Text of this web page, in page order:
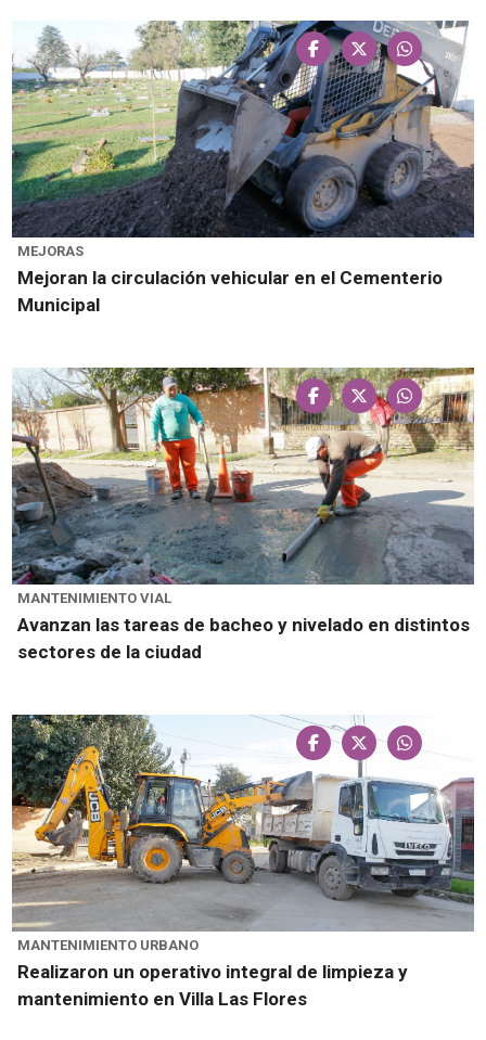
MEJORAS
Mejoran la circulación vehicular en el Cementerio
Municipal
MANTENIMIENTO VIAL
Avanzan las tareas de bacheo y nivelado en distintos
sectores de la ciudad
MANTENIMIENTO URBANO
Realizaron un operativo integral de limpieza y
mantenimiento en Villa Las Flores